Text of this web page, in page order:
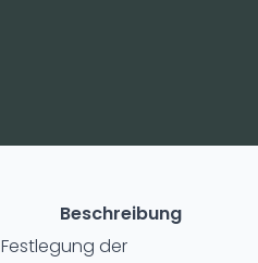
Beschreibung
Festlegung der